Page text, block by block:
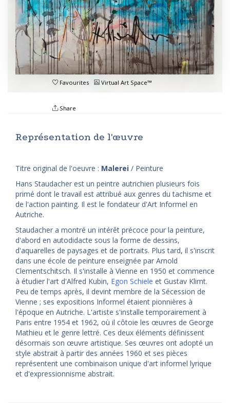
Favourites Virtual Art Space™
Share
Représentation de l'œuvre
Titre original de l'oeuvre : Malerei / Peinture
Hans Staudacher est un peintre autrichien plusieurs fois
primé dont le travail est attribué aux genres du tachisme et
de l'action painting. Il est le fondateur d'Art Informel en
Autriche.
Staudacher a montré un intérêt précoce pour la peinture,
d'abord en autodidacte sous la forme de dessins,
d'aquarelles de paysages et de portraits. Plus tard, il s'inscrit
dans une école de peinture enseignée par Arnold
Clementschitsch. Il s'installe à Vienne en 1950 et commence
à étudier l'art d'Alfred Kubin, Egon Schiele et Gustav Klimt.
Peu de temps après, il devint membre de la Sécession de
Vienne ; ses expositions Informel étaient pionnières à
l'époque en Autriche. L'artiste s'installe temporairement à
Paris entre 1954 et 1962, où il côtoie les œuvres de George
Mathieu et le genre lettré. Ces deux éléments définissent
désormais son œuvre artistique. Ses œuvres ont adopté un
style abstrait à partir des années 1960 et ses pièces
représentent une combinaison unique d'art informel lyrique
et d'expressionnisme abstrait.